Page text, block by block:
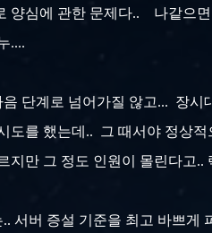
양심에 관한 문제다.. 나같으
....
단계로 넘어가질 않고... 장
도를 했는데.. 그 때서야 정상
만 그 정도 인원이 몰린다고
서버 증설 기준을 최고 바쁘게